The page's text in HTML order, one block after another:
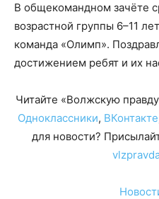
В общекомандном зачёте
возрастной группы 6–11
команда «Олимп».
достижением ребят и их
Читайте «Волжскую
Одноклассники, ВКонтакте
для новости?